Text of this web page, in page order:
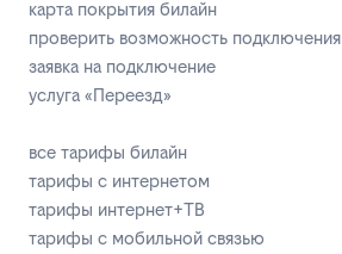
карта покрытия билайн
проверить возможность подключения
заявка на подключение
услуга «Переезд»
все тарифы билайн
тарифы с интернетом
тарифы интернет+ТВ
тарифы с мобильной связью